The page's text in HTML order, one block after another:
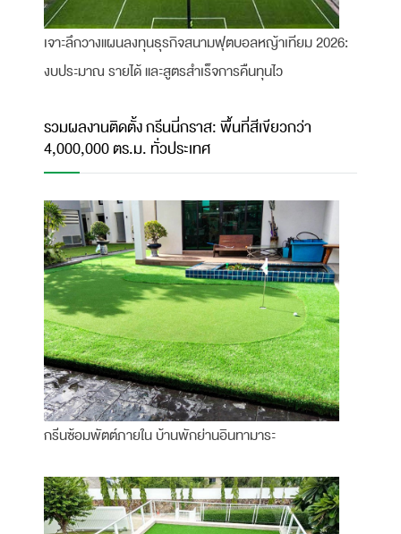
เจาะลึกวางแผนลงทุนธุรกิจสนามฟุตบอลหญ้าเทียม 2026:
งบประมาณ รายได้ และสูตรสำเร็จการคืนทุนไว
รวมผลงานติดตั้ง กรีนนี่กราส: พื้นที่สีเขียวกว่า
4,000,000 ตร.ม. ทั่วประเทศ
กรีนซ้อมพัตต์ภายใน บ้านพักย่านอินทามาระ